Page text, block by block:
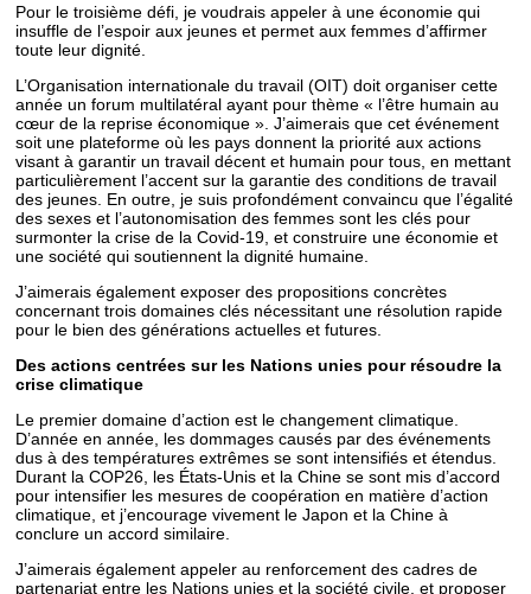
Pour le troisième défi, je voudrais appeler à une économie qui
insuffle de l’espoir aux jeunes et permet aux femmes d’affirmer
toute leur dignité.
L’Organisation internationale du travail (OIT) doit organiser cette
année un forum multilatéral ayant pour thème « l’être humain au
cœur de la reprise économique ». J’aimerais que cet événement
soit une plateforme où les pays donnent la priorité aux actions
visant à garantir un travail décent et humain pour tous, en mettant
particulièrement l’accent sur la garantie des conditions de travail
des jeunes. En outre, je suis profondément convaincu que l’égalité
des sexes et l’autonomisation des femmes sont les clés pour
surmonter la crise de la Covid-19, et construire une économie et
une société qui soutiennent la dignité humaine.
J’aimerais également exposer des propositions concrètes
concernant trois domaines clés nécessitant une résolution rapide
pour le bien des générations actuelles et futures.
Des actions centrées sur les Nations unies pour résoudre la
crise climatique
Le premier domaine d’action est le changement climatique.
D’année en année, les dommages causés par des événements
dus à des températures extrêmes se sont intensifiés et étendus.
Durant la COP26, les États-Unis et la Chine se sont mis d’accord
pour intensifier les mesures de coopération en matière d’action
climatique, et j’encourage vivement le Japon et la Chine à
conclure un accord similaire.
J’aimerais également appeler au renforcement des cadres de
partenariat entre les Nations unies et la société civile, et proposer